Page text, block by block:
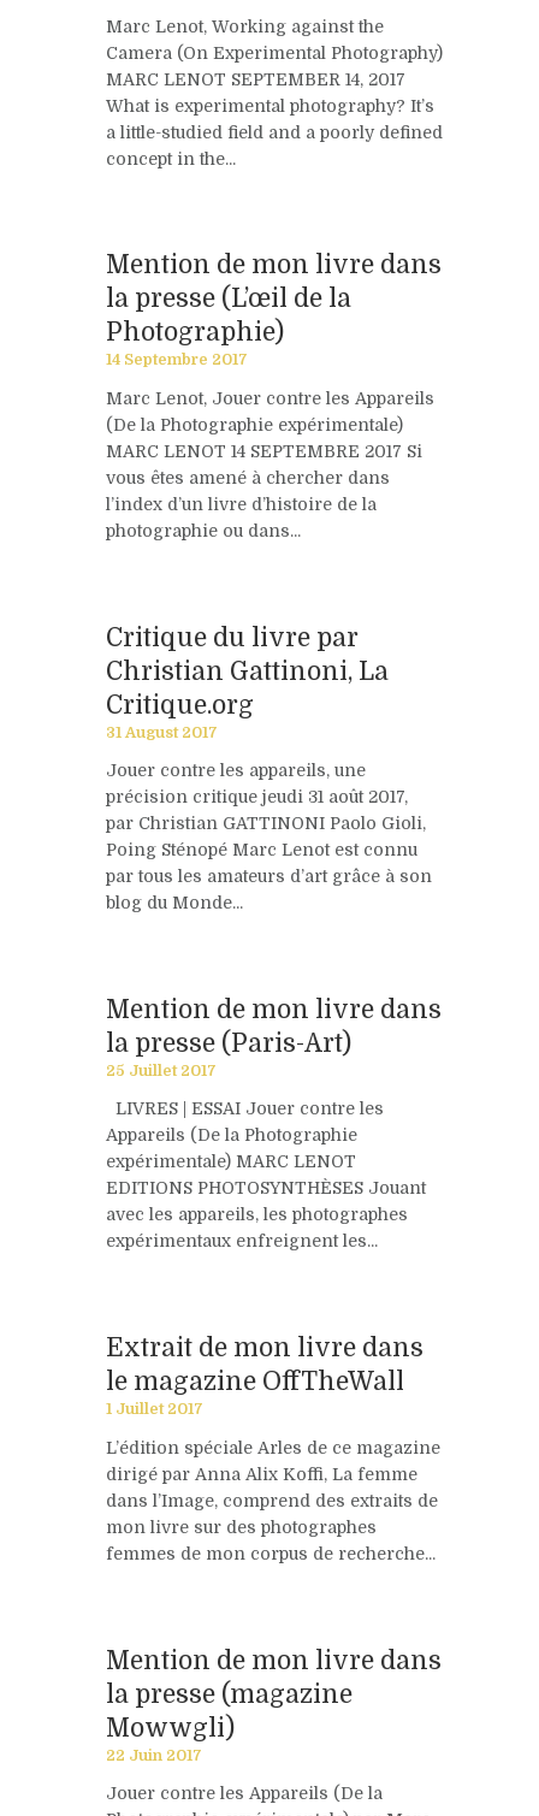
Marc Lenot, Working against the
Camera (On Experimental Photography)
MARC LENOT SEPTEMBER 14, 2017
What is experimental photography? It’s
a little-studied field and a poorly defined
concept in the...
Mention de mon livre dans
la presse (L’œil de la
Photographie)
14 Septembre 2017
Marc Lenot, Jouer contre les Appareils
(De la Photographie expérimentale)
MARC LENOT 14 SEPTEMBRE 2017 Si
vous êtes amené à chercher dans
l’index d’un livre d’histoire de la
photographie ou dans...
Critique du livre par
Christian Gattinoni, La
Critique.org
31 August 2017
Jouer contre les appareils, une
précision critique jeudi 31 août 2017,
par Christian GATTINONI Paolo Gioli,
Poing Sténopé Marc Lenot est connu
par tous les amateurs d’art grâce à son
blog du Monde...
Mention de mon livre dans
la presse (Paris-Art)
25 Juillet 2017
LIVRES | ESSAI Jouer contre les
Appareils (De la Photographie
expérimentale) MARC LENOT
EDITIONS PHOTOSYNTHÈSES Jouant
avec les appareils, les photographes
expérimentaux enfreignent les...
Extrait de mon livre dans
le magazine OffTheWall
1 Juillet 2017
L’édition spéciale Arles de ce magazine
dirigé par Anna Alix Koffi, La femme
dans l’Image, comprend des extraits de
mon livre sur des photographes
femmes de mon corpus de recherche...
Mention de mon livre dans
la presse (magazine
Mowwgli)
22 Juin 2017
Jouer contre les Appareils (De la